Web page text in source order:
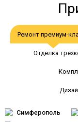
Ремонт премиум-
Отделка
Симферополь